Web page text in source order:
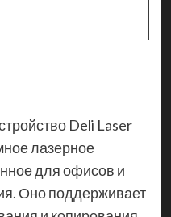
Deli Laser
лазерное
для офисов и
Оно поддерживает